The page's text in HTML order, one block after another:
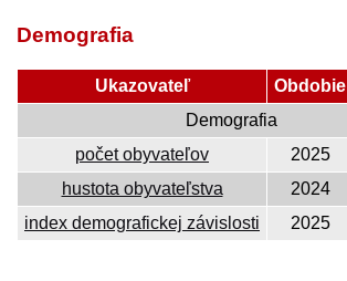
Demografia
Ukazovateľ Obdobie
Demografia
počet obyvateľov
2025
hustota obyvateľstva
2024
index demografickej závislosti
2025